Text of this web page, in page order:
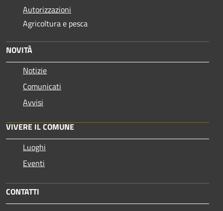
Autorizzazioni
Agricoltura e pesca
NOVITÀ
Notizie
Comunicati
Avvisi
VIVERE IL COMUNE
Luoghi
Eventi
CONTATTI